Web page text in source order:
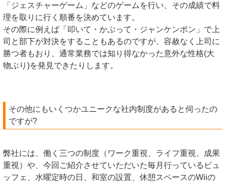
「ジェスチャーゲーム」などのゲームを行い、その成績で料
理を取りに行く順番を決めています。
その際に例えば「叩いて・かぶって・ジャンケンポン」で上
司と部下が対決をすることもあるのですが、容赦なく上司に
勝つ者もおり、通常業務では知り得なかった意外な性格(大
物ぶり)を発見できたりします。
その他にもいくつかユニークな社内制度があると伺ったの
ですが?
弊社には、働く三つの制度（ワーク重視、ライフ重視、成果
重視）や、今回ご紹介させていただいた毎月行っているビュ
ッフェ、水曜定時の日、和室の設置、休憩スペースのWiiの